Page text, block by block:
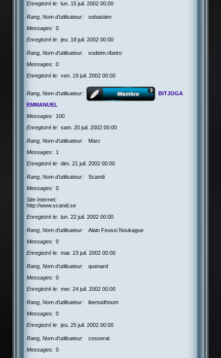
Enregistré le
lun. 15 juil. 2002 00:00
Rang, Nom d’utilisateur
sebastien
Messages
0
Enregistré le
jeu. 18 juil. 2002 00:00
Rang, Nom d’utilisateur
sodeim.ribeiro
Messages
0
Enregistré le
ven. 19 juil. 2002 00:00
Rang, Nom d’utilisateur
BITJOGA
EMMANUEL
Messages
100
Enregistré le
sam. 20 juil. 2002 00:00
Rang, Nom d’utilisateur
Marc
Messages
1
Enregistré le
dim. 21 juil. 2002 00:00
Rang, Nom d’utilisateur
Scandi
Messages
0
Site Internet
http://www.scandi.se
Enregistré le
lun. 22 juil. 2002 00:00
Rang, Nom d’utilisateur
Alain Feussi Noukague
Messages
0
Enregistré le
mar. 23 juil. 2002 00:00
Rang, Nom d’utilisateur
quenard
Messages
0
Enregistré le
mer. 24 juil. 2002 00:00
Rang, Nom d’utilisateur
ibensidhoum
Messages
0
Enregistré le
jeu. 25 juil. 2002 00:00
Rang, Nom d’utilisateur
cosserat
Messages
0